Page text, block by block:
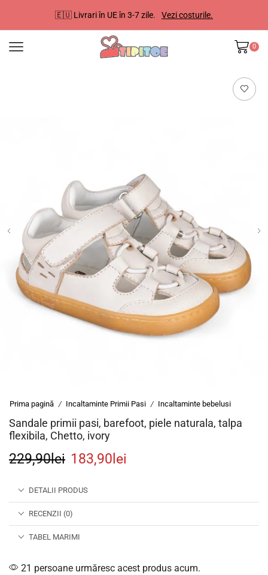
🇪🇺 Livrari în UE în 3-7 zile. Vezi costurile.
0
Prima pagină / Incaltaminte Primii Pasi / Incaltaminte bebelusi
Sandale primii pasi, barefoot, piele naturala, talpa
flexibila, Chetto, ivory
229,90lei 183,90 lei
DETALII PRODUS
RECENZII (0)
TABEL MARIMI
21 persoane urmăresc acest produs acum.